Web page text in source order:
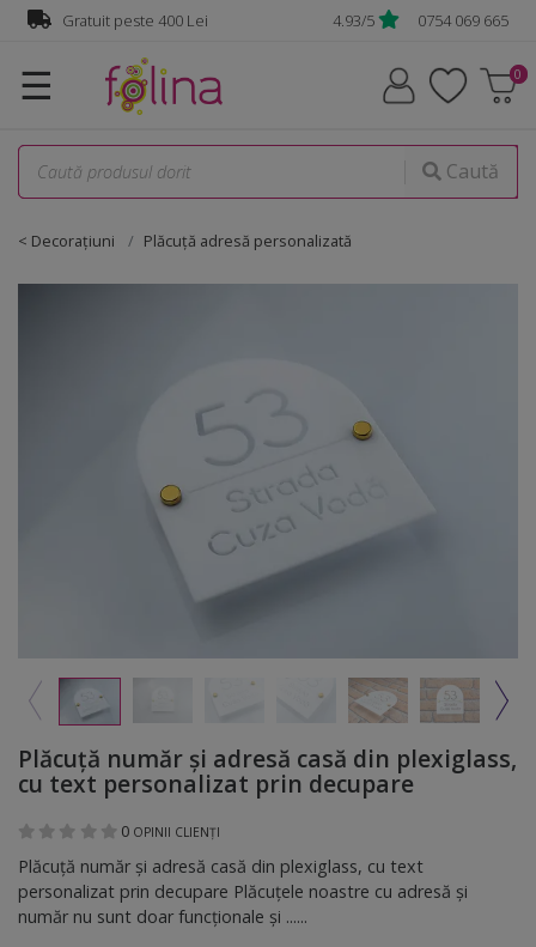
Gratuit peste 400 Lei 4.93/5 0754 069 665
☰
Caută
< Decorațiuni Plăcuţă adresă personalizată
Plăcuță număr și adresă casă din plexiglass,
cu text personalizat prin decupare
0 OPINII CLIENȚI
Plăcuță număr și adresă casă din plexiglass, cu text
personalizat prin decupare Plăcuțele noastre cu adresă și
număr nu sunt doar funcționale și ......